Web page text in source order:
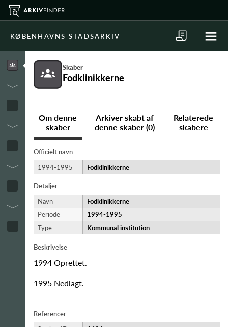
KØBENHAVNS STADSARKIV
Skaber
Fodklinikkerne
Om denne
skaber
Arkiver skabt af
denne skaber (0)
Relaterede
skabere
Officielt navn
1994-1995
Fodklinikkerne
Detaljer
Navn
Fodklinikkerne
Periode
1994-​1995
Type
Kommunal institution
Beskrivelse
1994 Oprettet.
1995 Nedlagt.
Referencer